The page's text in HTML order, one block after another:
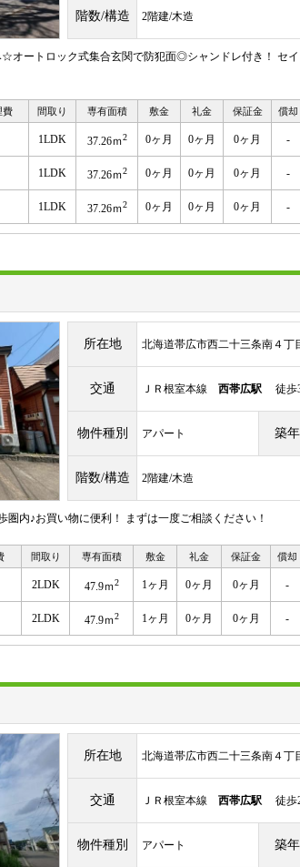
階数/構造 2階建/木造
オートロック式集合玄関で防犯面◎シャンドレ付き！ セ
費 間取り 専有面積 敷金 礼金 保証金 償却
1LDK 37.26ｍ2 0ヶ月 0ヶ月 0ヶ月 -
1LDK 37.26ｍ2 0ヶ月 0ヶ月 0ヶ月 -
1LDK 37.26ｍ2 0ヶ月 0ヶ月 0ヶ月 -
所在地 北海道帯広市西二十三条南４丁
交通 ＪＲ根室本線 西帯広駅 徒歩
物件種別 アパート 築年
階数/構造 2階建/木造
圏内♪お買い物に便利！ まずは一度ご相談ください！
間取り 専有面積 敷金 礼金 保証金 償却
2LDK 47.9ｍ2 1ヶ月 0ヶ月 0ヶ月 -
2LDK 47.9ｍ2 1ヶ月 0ヶ月 0ヶ月 -
所在地 北海道帯広市西二十三条南４丁
交通 ＪＲ根室本線 西帯広駅 徒歩
物件種別 アパート 築年